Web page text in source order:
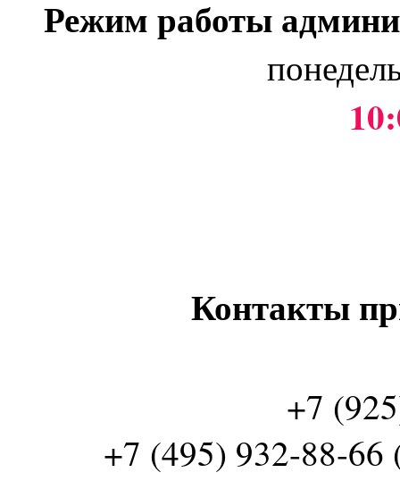
Режим работы
Контакты
+7
+7 (495) 932-88-66